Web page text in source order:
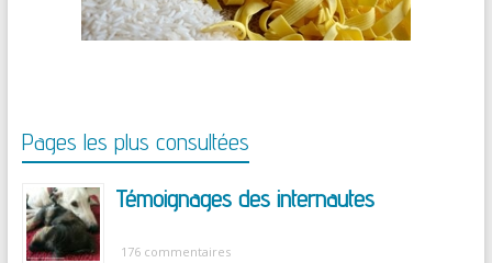
Pages les plus consultées
Témoignages des internautes
176 commentaires